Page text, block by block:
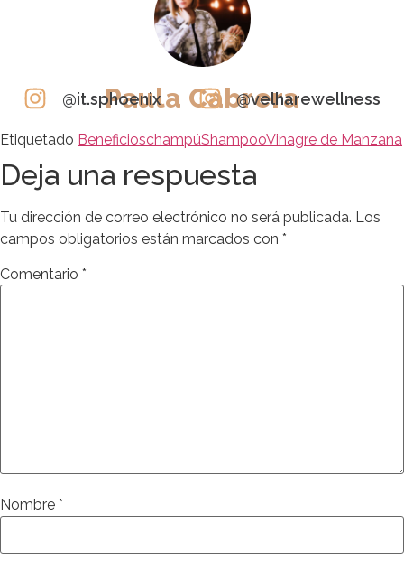
Paula Cabrera
@it.sphoenix @velharewellness
Etiquetado BeneficioschampúShampooVinagre de Manzana
Deja una respuesta
Tu dirección de correo electrónico no será publicada. Los
campos obligatorios están marcados con *
Comentario *
Nombre *